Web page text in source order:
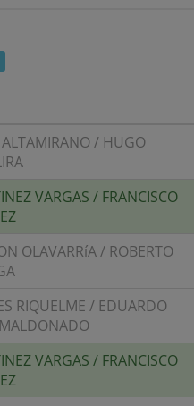
/ HUGO
VARGAS / FRANCISCO
OLAVARRíA/ ROBERTO
RIQUELME / EDUARDO
VARGAS / FRANCISCO